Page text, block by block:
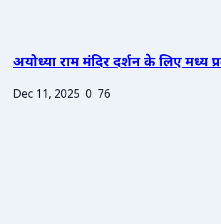
अयोध्या राम मंदिर दर्शन के लिए मध्य
Dec 11, 2025 0 76